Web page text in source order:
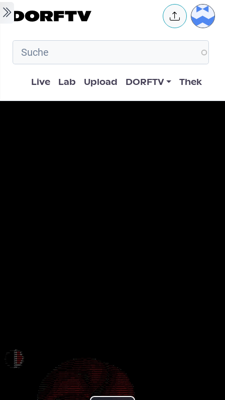
Skip to main content User
Hauptnavigation
Live Lab Upload DORFTV Thek